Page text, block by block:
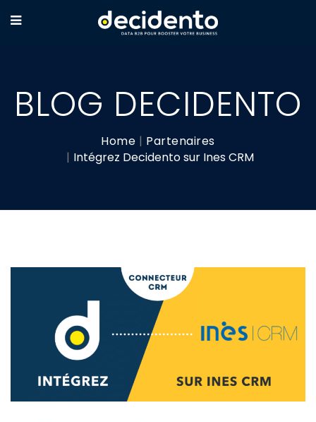
BLOG DECIDENTO
Home
Partenaires
Intégrez Decidento sur Ines CRM